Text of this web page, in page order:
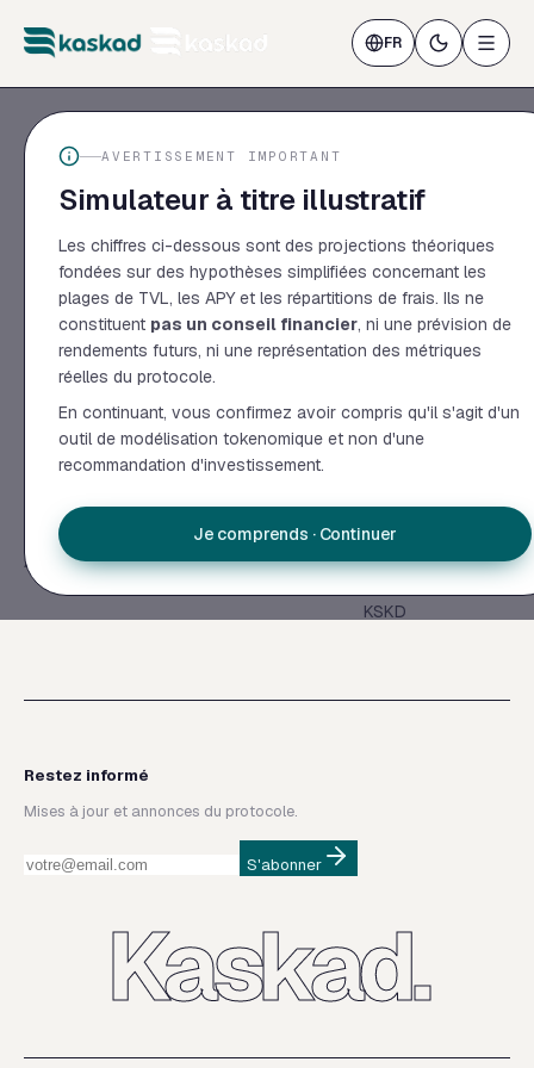
FR
AVERTISSEMENT IMPORTANT
Simulateur à titre illustratif
Les chiffres ci-dessous sont des projections théoriques
fondées sur des hypothèses simplifiées concernant les
plages de TVL, les APY et les répartitions de frais. Ils ne
constituent pas un conseil financier, ni une prévision de
rendements futurs, ni une représentation des métriques
réelles du protocole.
En continuant, vous confirmez avoir compris qu'il s'agit d'un
outil de modélisation tokenomique et non d'une
recommandation d'investissement.
Je comprends · Continuer
Lending sur Kaspa, conçu pour les
humains et les agents IA. Supply.
Borrow. Gardez vos actifs.
PRODUIT
Tokenomics
Simulateur
Lancer l'app
RESSOURCES
Oracle
Oracle Dashboard
Apprendre
SOCIÉTÉ
FAQ
Contact
Mentions légales
KSKD
Restez informé
Mises à jour et annonces du protocole.
S'abonner
Kaskad.